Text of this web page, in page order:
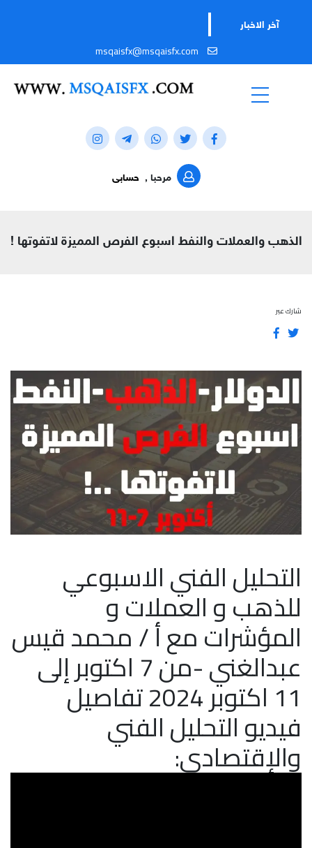
آخر الاخبار
msqaisfx@msqaisfx.com
مرحبا , حسابى
الذهب والعملات والنفط اسبوع الفرص المميزة لاتفوتها !
شارك عبر
التحليل الفني الاسبوعي
للذهب و العملات و
المؤشرات مع أ / محمد قيس
عبدالغني -من 7 اكتوبر إلى
11 اكتوبر 2024 تفاصيل
فيديو التحليل الفني
والإقتصادي: